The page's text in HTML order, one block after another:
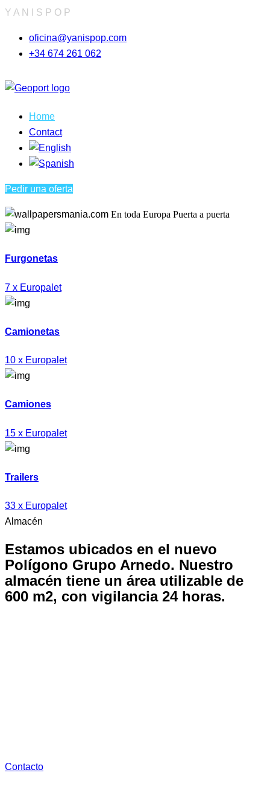
Y A N S P O P
oficina@yanispop.com
+34 674 261 062
Home
Contact
Pedir una oferta
En toda Europa Puerta a puerta
Furgonetas
7 x Europalet
Camionetas
10 x Europalet
Camiones
15 x Europalet
Trailers
33 x Europalet
Almacén
Estamos ubicados en el nuevo
Polígono Grupo Arnedo. Nuestro
almacén tiene un área utilizable de
600 m2, con vigilancia 24 horas.
Contacto